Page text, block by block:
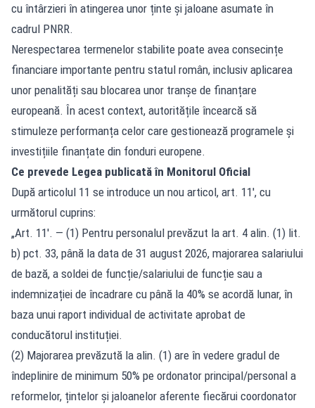
cu întârzieri în atingerea unor ținte și jaloane asumate în
cadrul PNRR.
Nerespectarea termenelor stabilite poate avea consecințe
financiare importante pentru statul român, inclusiv aplicarea
unor penalități sau blocarea unor tranșe de finanțare
europeană. În acest context, autoritățile încearcă să
stimuleze performanța celor care gestionează programele și
investițiile finanțate din fonduri europene.
Ce prevede Legea publicată în Monitorul Oficial
După articolul 11 se introduce un nou articol, art. 11', cu
următorul cuprins:
„Art. 11'. — (1) Pentru personalul prevăzut la art. 4 alin. (1) lit.
b) pct. 33, până la data de 31 august 2026, majorarea salariului
de bază, a soldei de funcție/salariului de funcție sau a
indemnizației de încadrare cu până la 40% se acordă lunar, în
baza unui raport individual de activitate aprobat de
conducătorul instituției.
(2) Majorarea prevăzută la alin. (1) are în vedere gradul de
îndeplinire de minimum 50% pe ordonator principal/personal a
reformelor, țintelor și jaloanelor aferente fiecărui coordonator